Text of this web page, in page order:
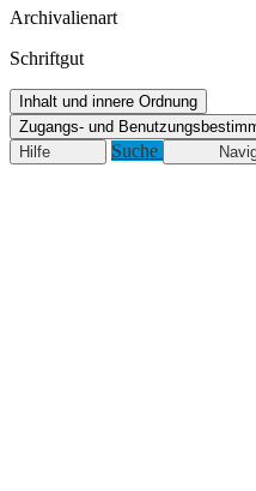
Archivalienart
Schriftgut
Inhalt und innere Ordnung
Zugangs- und
Hilfe
Suche